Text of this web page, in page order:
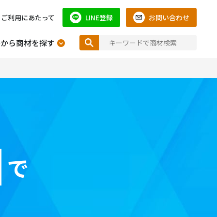
ご利用にあたって LINE登録 お問い合わせ
ら商材を探す
で